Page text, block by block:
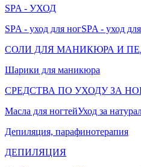
SPA - УХОД
SPA - уход для ногSPA - уход
СОЛИ ДЛЯ МАНИКЮРА И
Шарики для маникюра
СРЕДСТВА ПО УХОДУ ЗА
Масла для ногтейУход за
Депиляция, парафинотерапия
ДЕПИЛЯЦИЯ